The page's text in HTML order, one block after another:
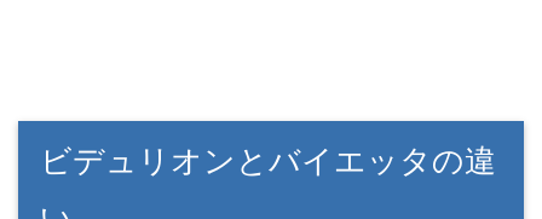
ビデュリオンとバイエッタの違